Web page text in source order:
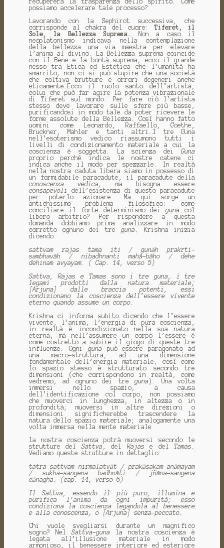
possiamo accelerare tale processo?
Lavorando con la Sephirot successiva, che
corrisponde al chakra del cuore:Tiferet, il
Sole, la Bellezza Suprema. Non a caso il
neoplatonismo indicava nella contemplazione
della bellezza una via maestra per elevare
l’anima al divino. La Bellezza suprema coincide
con il Bene e la bontà suprema, ecco il grande
nesso tra Etica ed Estetica che l’umanità ha
smarrito; non ci si può stupire che una società
che coltiva brutture e orrori degeneri anche
eticamente…Ecco il ruolo santo dell’artista,
colui che può far agire la potenza vibrazionale
di Tiferet sul mondo. Per fare ciò l’artista
stesso deve lavorare sulle sfere più basse,
purificandosi in modo tale da poter ricevere le
forme assolute della Bellezza. Così hanno fatto
uomini come Leonardo, Raffaello, Goethe,
Bruckner, Mahler e tanti altri…I tre Guna
nell’esoterismo vedico riassumono tutti i
livelli di condizionamento materiale a cui la
coscienza è soggetta. La scienza deiGuna
proprio perché indica le nostre catene ci
indica anche il modo per spezzarle. In realtà
nella nostra caduta libera siamo in possesso di
un formidabile paracadute, il paracadute della
conoscenza vedica, ma bisogna essere
consapevoli dell’esistenza di questo paracadute
per poterlo azionare. Ma qui sorge un
antichissimo problema filosofico: come
conciliare il forte determinismo deiguna
col
libero arbitrio? Per rispondere a questa
domanda dobbiamo prima analizzare in modo
corretto ognuno dei treguna . Krishna inizia
dicendo:
sattvam rajas tama iti / gunāh prakrti-
sambhavāh / nibadhnanti mahā-bāho / dehe
dehinam avyayam. ( Cap. 14, verso 5)
Sattva, Rajas e Tamas sono i tre guna, i tre
legami prodotti dalla natura materiale;
[Arjuna] dalle braccia potenti, essi
condizionano la coscienza dell’essere vivente
eterno quando assume un corpo.
Krishna ci informa subito dicendo che l’essere
vivente, l’anima, l’energia di pura coscienza,
in realtà è incondizionato nella sua natura
eterna, ma nell’assumere un corpo l’essere è
come costretto a subire il giogo di queste tre
influenze. Ogni guna può essere paragonato ad
una macro-struttura, ad una dimensione
fondamentale dell’energia materiale, così come
lo spazio stesso è strutturato secondo tre
dimensioni (che corrispondono in realtà, come
vedremo, ad ognuno dei treguna ). Una volta
immersi nello spazio, a causa
dell’identificazione col corpo, non possiamo
che muoverci in lunghezza, in altezza o in
profondità; muoversi in altre direzioni o
dimensioni significherebbe trascendere la
natura dello spazio materiale; analogamente una
volta immersa nella mente materiale
la nostra coscienza potrà muoversi secondo le
strutture delSattva , del Rajas e delTamas
Vediamo queste strutture in dettaglio:
tatra sattvam nirmalatvāt / prakāsakam anāmayam
/ sukha-sangena badhnāti / jñāna-sangena
cānagha. (cap. 14, verso 6)
Il Sattva, essendo il più puro, illumina e
purifica l’anima da ogni impurità; esso
condiziona la coscienza legandola al benessere
e alla conoscenza, o [Arjuna] senza-peccato.
Chi vuole svegliarsi durante un magnifico
sogno? NelSattva-guna la nostra coscienza è
legata all’illusione materiale in modo
armonioso, il benessere interiore ed esteriore